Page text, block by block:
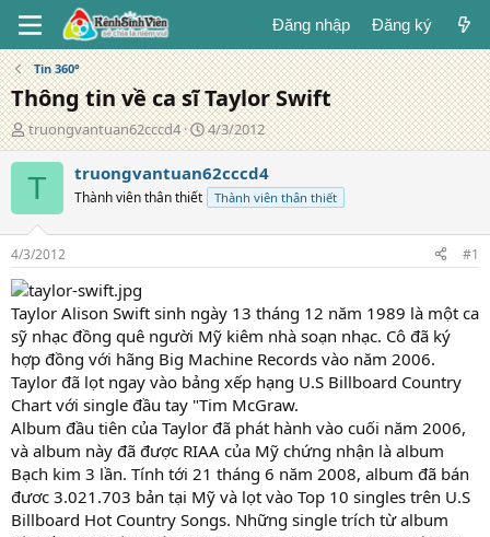
Đăng nhập Đăng ký
Tin 360°
Thông tin về ca sĩ Taylor Swift
T
á
c
ả
truongvantuan62cccd4
N
g
à
y
đ
g
4/3/2012
T truongvantuan62cccd4
Thành viên thân thiết Thành viên thân thiết
4/3/2012 #1
Taylor Alison Swift sinh ngày 13 tháng 12 năm 1989 là một ca
sỹ nhạc đồng quê người Mỹ kiêm nhà soạn nhạc. Cô đã ký
hợp đồng với hãng Big Machine Records vào năm 2006.
Taylor đã lọt ngay vào bảng xếp hạng U.S Billboard Country
Chart với single đầu tay "Tim McGraw.
Album đầu tiên của Taylor đã phát hành vào cuối năm 2006,
và album này đã được RIAA của Mỹ chứng nhận là album
Bạch kim 3 lần. Tính tới 21 tháng 6 năm 2008, album đã bán
đươc 3.021.703 bản tại Mỹ và lọt vào Top 10 singles trên U.S
Billboard Hot Country Songs. Những single trích từ album